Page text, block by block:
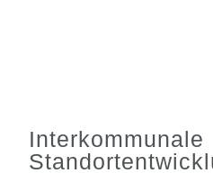
Interkommunale